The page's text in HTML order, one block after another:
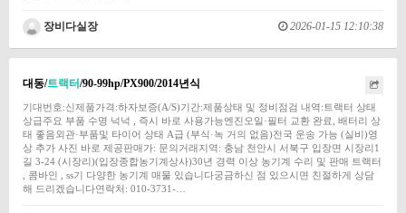
장비다실장 2026-01-15 12:10:38
대동/트랙터/90-99hp/PX900/2014년식
기대번호:신제품가격:하자보증(A/S)기간:제품상태 및 정비점검 내역:트랙터 상태
상급주요 부품 수명 넉넉 , 즉시 바로 사용가능엔진오일·필터 교환 완료, 배터리 상
태 좋음외관·부품및 타이어 상태 A급 (부식·녹 거의 없음)전국 운송 가능 (실비)영
상 추가 사진 바로 제공판매가: 문의거래지역: 충남 천안시 서북구 입장면 시장리1
길 3-24 (시장리)(입장종합농기계상사)30년 경력 이상 농기계 수리 및 판매 트랙터
, 콤바인 , ss기 다양한 농기계 매물 있습니다궁금하신 점 있으시면 친절하게 상담
해 드리겠습니다연락처: 010-3731-…